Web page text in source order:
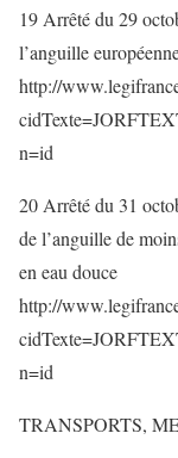
19 Arrêté du 29
l’anguille
http://
n=id
20 Arrêté du 31
de l’anguille de
en eau douce
http://
n=id
TRANSPORTS,